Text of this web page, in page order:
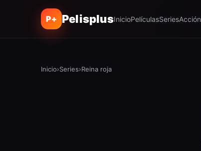
P+ PelisplusInicioPelículasSeriesAcción
Inicio›Series›Reina roja